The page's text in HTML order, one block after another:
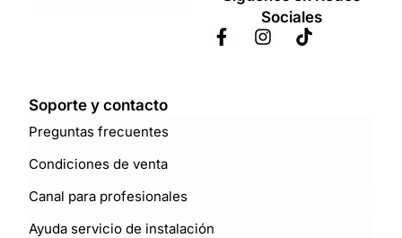
Sociales
Soporte y contacto
Preguntas frecuentes
Condiciones de venta
Canal para profesionales
Ayuda servicio de instalación